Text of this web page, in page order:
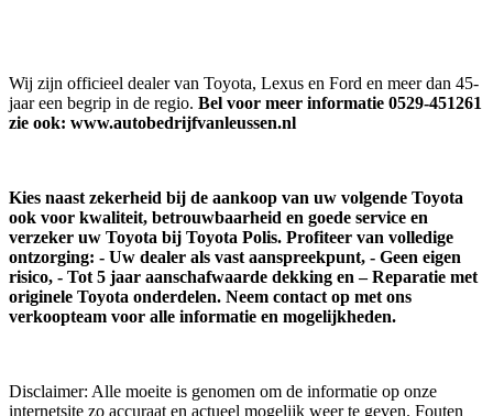
Wij zijn officieel dealer van Toyota, Lexus en Ford en meer dan 45-
jaar een begrip in de regio. Bel voor meer informatie 0529-451261
zie ook: www.autobedrijfvanleussen.nl
Kies naast zekerheid bij de aankoop van uw volgende Toyota
ook voor kwaliteit, betrouwbaarheid en goede service en
verzeker uw Toyota bij Toyota Polis. Profiteer van volledige
ontzorging: - Uw dealer als vast aanspreekpunt, - Geen eigen
risico, - Tot 5 jaar aanschafwaarde dekking en – Reparatie met
originele Toyota onderdelen. Neem contact op met ons
verkoopteam voor alle informatie en mogelijkheden.
Disclaimer: Alle moeite is genomen om de informatie op onze
internetsite zo accuraat en actueel mogelijk weer te geven. Fouten